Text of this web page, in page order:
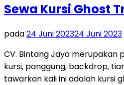
Sewa Kursi Ghost
pada24 Juni 202324 Juni 2023
CV. Bintang Jaya
kursi, panggung, backdrop,
tawarkan kali ini adalah kursi